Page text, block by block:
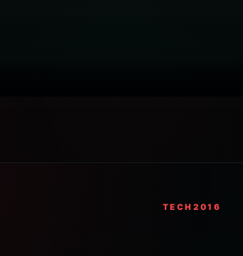
TECH 2016